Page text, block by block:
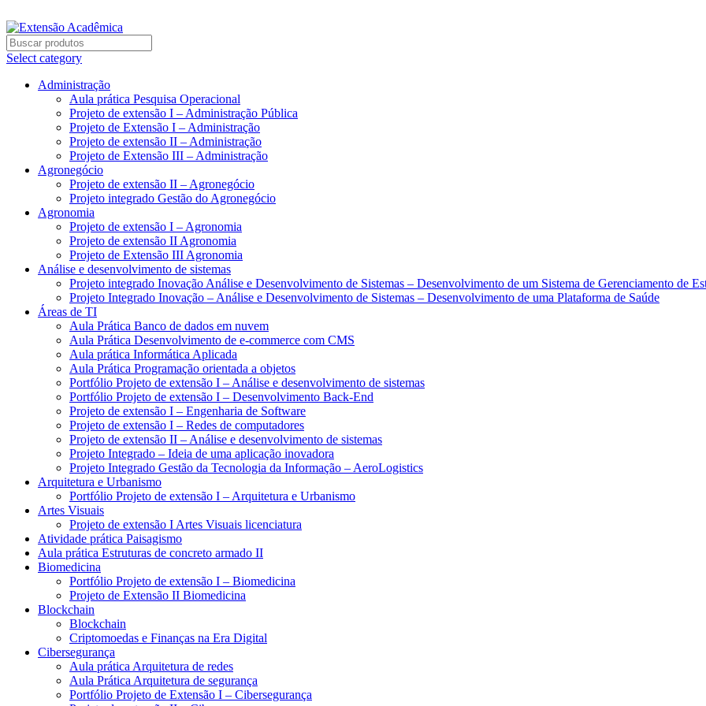
Select category
Administração
Aula prática Pesquisa Operacional
Projeto de extensão I – Administração Pública
Projeto de Extensão I – Administração
Projeto de extensão II – Administração
Projeto de Extensão III – Administração
Agronegócio
Projeto de extensão II – Agronegócio
Projeto integrado Gestão do Agronegócio
Agronomia
Projeto de extensão I – Agronomia
Projeto de extensão II Agronomia
Projeto de Extensão III Agronomia
Análise e desenvolvimento de sistemas
Projeto integrado Inovação Análise e Desenvolvimento de Sistemas – Desenvolvimento de um Sistema de Gerenciamento de
Projeto Integrado Inovação – Análise e Desenvolvimento de Sistemas – Desenvolvimento de uma Plataforma de Saúde
Áreas de TI
Aula Prática Banco de dados em nuvem
Aula Prática Desenvolvimento de e-commerce com CMS
Aula prática Informática Aplicada
Aula Prática Programação orientada a objetos
Portfólio Projeto de extensão I – Análise e desenvolvimento de sistemas
Portfólio Projeto de extensão I – Desenvolvimento Back-End
Projeto de extensão I – Engenharia de Software
Projeto de extensão I – Redes de computadores
Projeto de extensão II – Análise e desenvolvimento de sistemas
Projeto Integrado – Ideia de uma aplicação inovadora
Projeto Integrado Gestão da Tecnologia da Informação – AeroLogistics
Arquitetura e Urbanismo
Portfólio Projeto de extensão I – Arquitetura e Urbanismo
Artes Visuais
Projeto de extensão I Artes Visuais licenciatura
Atividade prática Paisagismo
Aula prática Estruturas de concreto armado II
Biomedicina
Portfólio Projeto de extensão I – Biomedicina
Projeto de Extensão II Biomedicina
Blockchain
Blockchain
Criptomoedas e Finanças na Era Digital
Cibersegurança
Aula prática Arquitetura de redes
Aula Prática Arquitetura de segurança
Portfólio Projeto de Extensão I – Cibersegurança